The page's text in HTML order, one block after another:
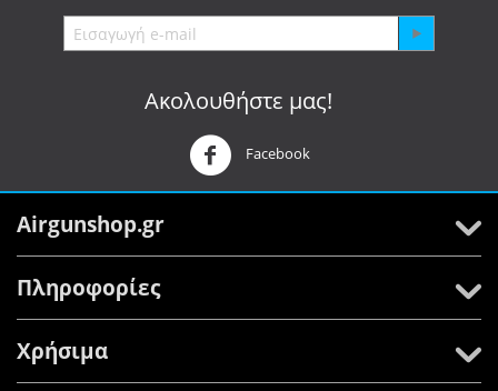
Ακολουθήστε μας!
Facebook
Airgunshop.gr
Πληροφορίες
Χρήσιμα